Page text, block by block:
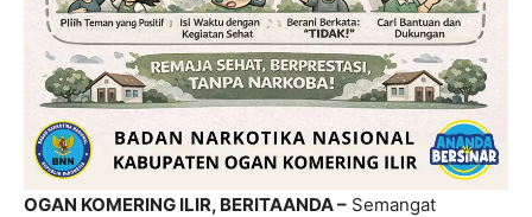
OGAN KOMERING ILIR, BERITAANDA – Semangat